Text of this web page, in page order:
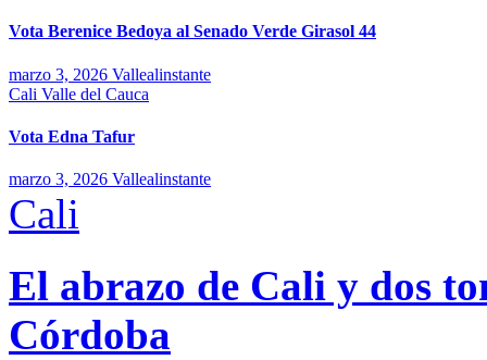
Vota Berenice Bedoya al Senado Verde Girasol 44
marzo 3, 2026 Vallealinstante
Cali Valle del Cauca
Vota Edna Tafur
marzo 3, 2026 Vallealinstante
Cali
El abrazo de Cali y dos
Córdoba